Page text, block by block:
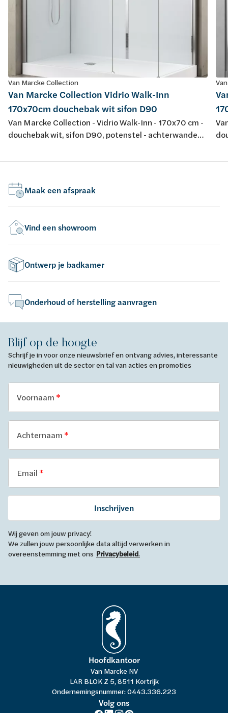
Van Marcke Collection
Van Marcke Collection Vidrio Walk-Inn
170x70cm douchebak wit sifon D90
Van Marcke Collection - Vidrio Walk-Inn - 170x70 cm -
douchebak wit, sifon D90, potenstel - achterwanden
matchroom - H195cm - opbouwtherm, handsproeier,
Maak een afspraak
Vind een showroom
Ontwerp je badkamer
Onderhoud of herstelling aanvragen
Blijf op de hoogte
Schrijf je in voor onze nieuwsbrief en ontvang advies, interessante
nieuwigheden uit de sector en tal van acties en promoties
Voornaam
Achternaam
Email
Inschrijven
Wij geven om jouw privacy!
We zullen jouw persoonlijke data altijd verwerken in
overeenstemming met ons Privacybeleid.
Hoofdkantoor
Van Marcke NV
LAR BLOK Z 5, 8511 Kortrijk
Ondernemingsnummer: 0443.336.223
Volg ons